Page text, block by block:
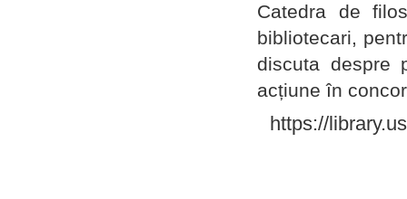
Catedra de
bibliotecari,
discuta despre
acțiune în
https://